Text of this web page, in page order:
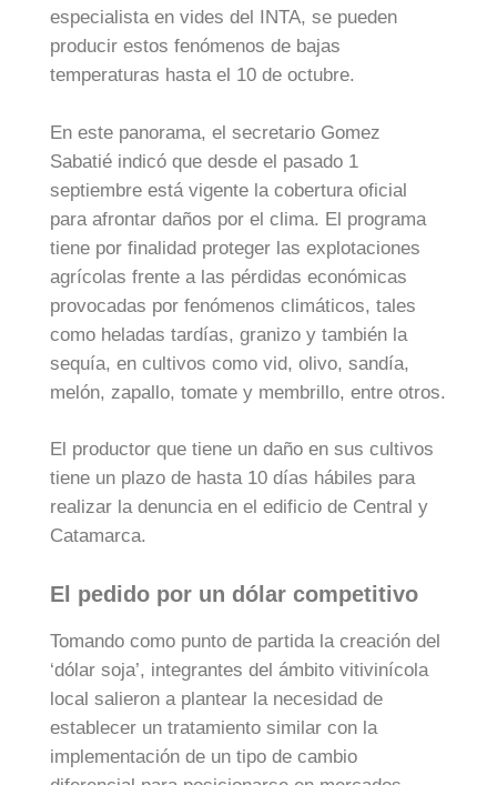
especialista en vides del INTA, se pueden
producir estos fenómenos de bajas
temperaturas hasta el 10 de octubre.
En este panorama, el secretario Gomez
Sabatié indicó que desde el pasado 1
septiembre está vigente la cobertura oficial
para afrontar daños por el clima. El programa
tiene por finalidad proteger las explotaciones
agrícolas frente a las pérdidas económicas
provocadas por fenómenos climáticos, tales
como heladas tardías, granizo y también la
sequía, en cultivos como vid, olivo, sandía,
melón, zapallo, tomate y membrillo, entre otros.
El productor que tiene un daño en sus cultivos
tiene un plazo de hasta 10 días hábiles para
realizar la denuncia en el edificio de Central y
Catamarca.
El pedido por un dólar competitivo
Tomando como punto de partida la creación del
‘dólar soja’, integrantes del ámbito vitivinícola
local salieron a plantear la necesidad de
establecer un tratamiento similar con la
implementación de un tipo de cambio